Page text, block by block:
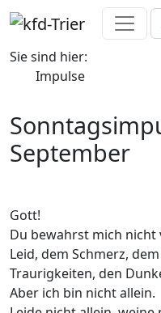
Sie sind hier:
Impulse
September
Gott!
Du bewahrst mich nicht
Leid, dem Schmerz,
Traurigkeiten, den
Aber ich bin nicht allein.